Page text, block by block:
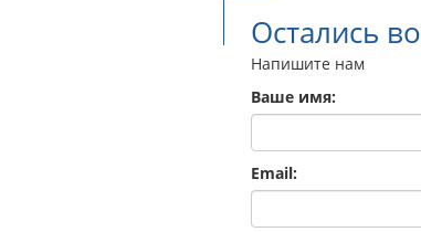
Остались
Напишите нам
Ваше имя:
Email: